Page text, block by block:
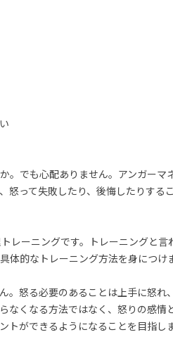
。でも心配ありません。アンガーマ
って失敗したり、後悔したりする
レーニングです。トレーニングと言
的なトレーニング方法を身につけ
。怒る必要のあることは上手に怒れ
なくなる方法ではなく、怒りの感情
ができるようになることを目指しま